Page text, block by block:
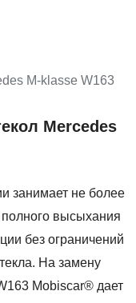
Mercedes
занимает не более
полного высыхания
без ограничений
На замену
Mobiscar® дает